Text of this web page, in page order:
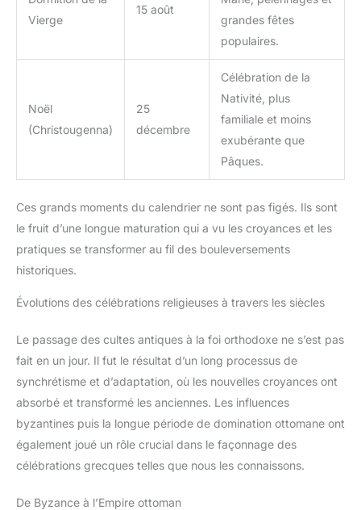
Vierge
15 août
grandes fêtes
populaires.
Noël
(Christougenna)
25
décembre
Célébration de la
Nativité, plus
familiale et moins
exubérante que
Pâques.
Ces grands moments du calendrier ne sont pas figés. Ils sont
le fruit d’une longue maturation qui a vu les croyances et les
pratiques se transformer au fil des bouleversements
historiques.
Évolutions des célébrations religieuses à travers les siècles
Le passage des cultes antiques à la foi orthodoxe ne s’est pas
fait en un jour. Il fut le résultat d’un long processus de
synchrétisme et d’adaptation, où les nouvelles croyances ont
absorbé et transformé les anciennes. Les influences
byzantines puis la longue période de domination ottomane ont
également joué un rôle crucial dans le façonnage des
célébrations grecques telles que nous les connaissons.
De Byzance à l’Empire ottoman